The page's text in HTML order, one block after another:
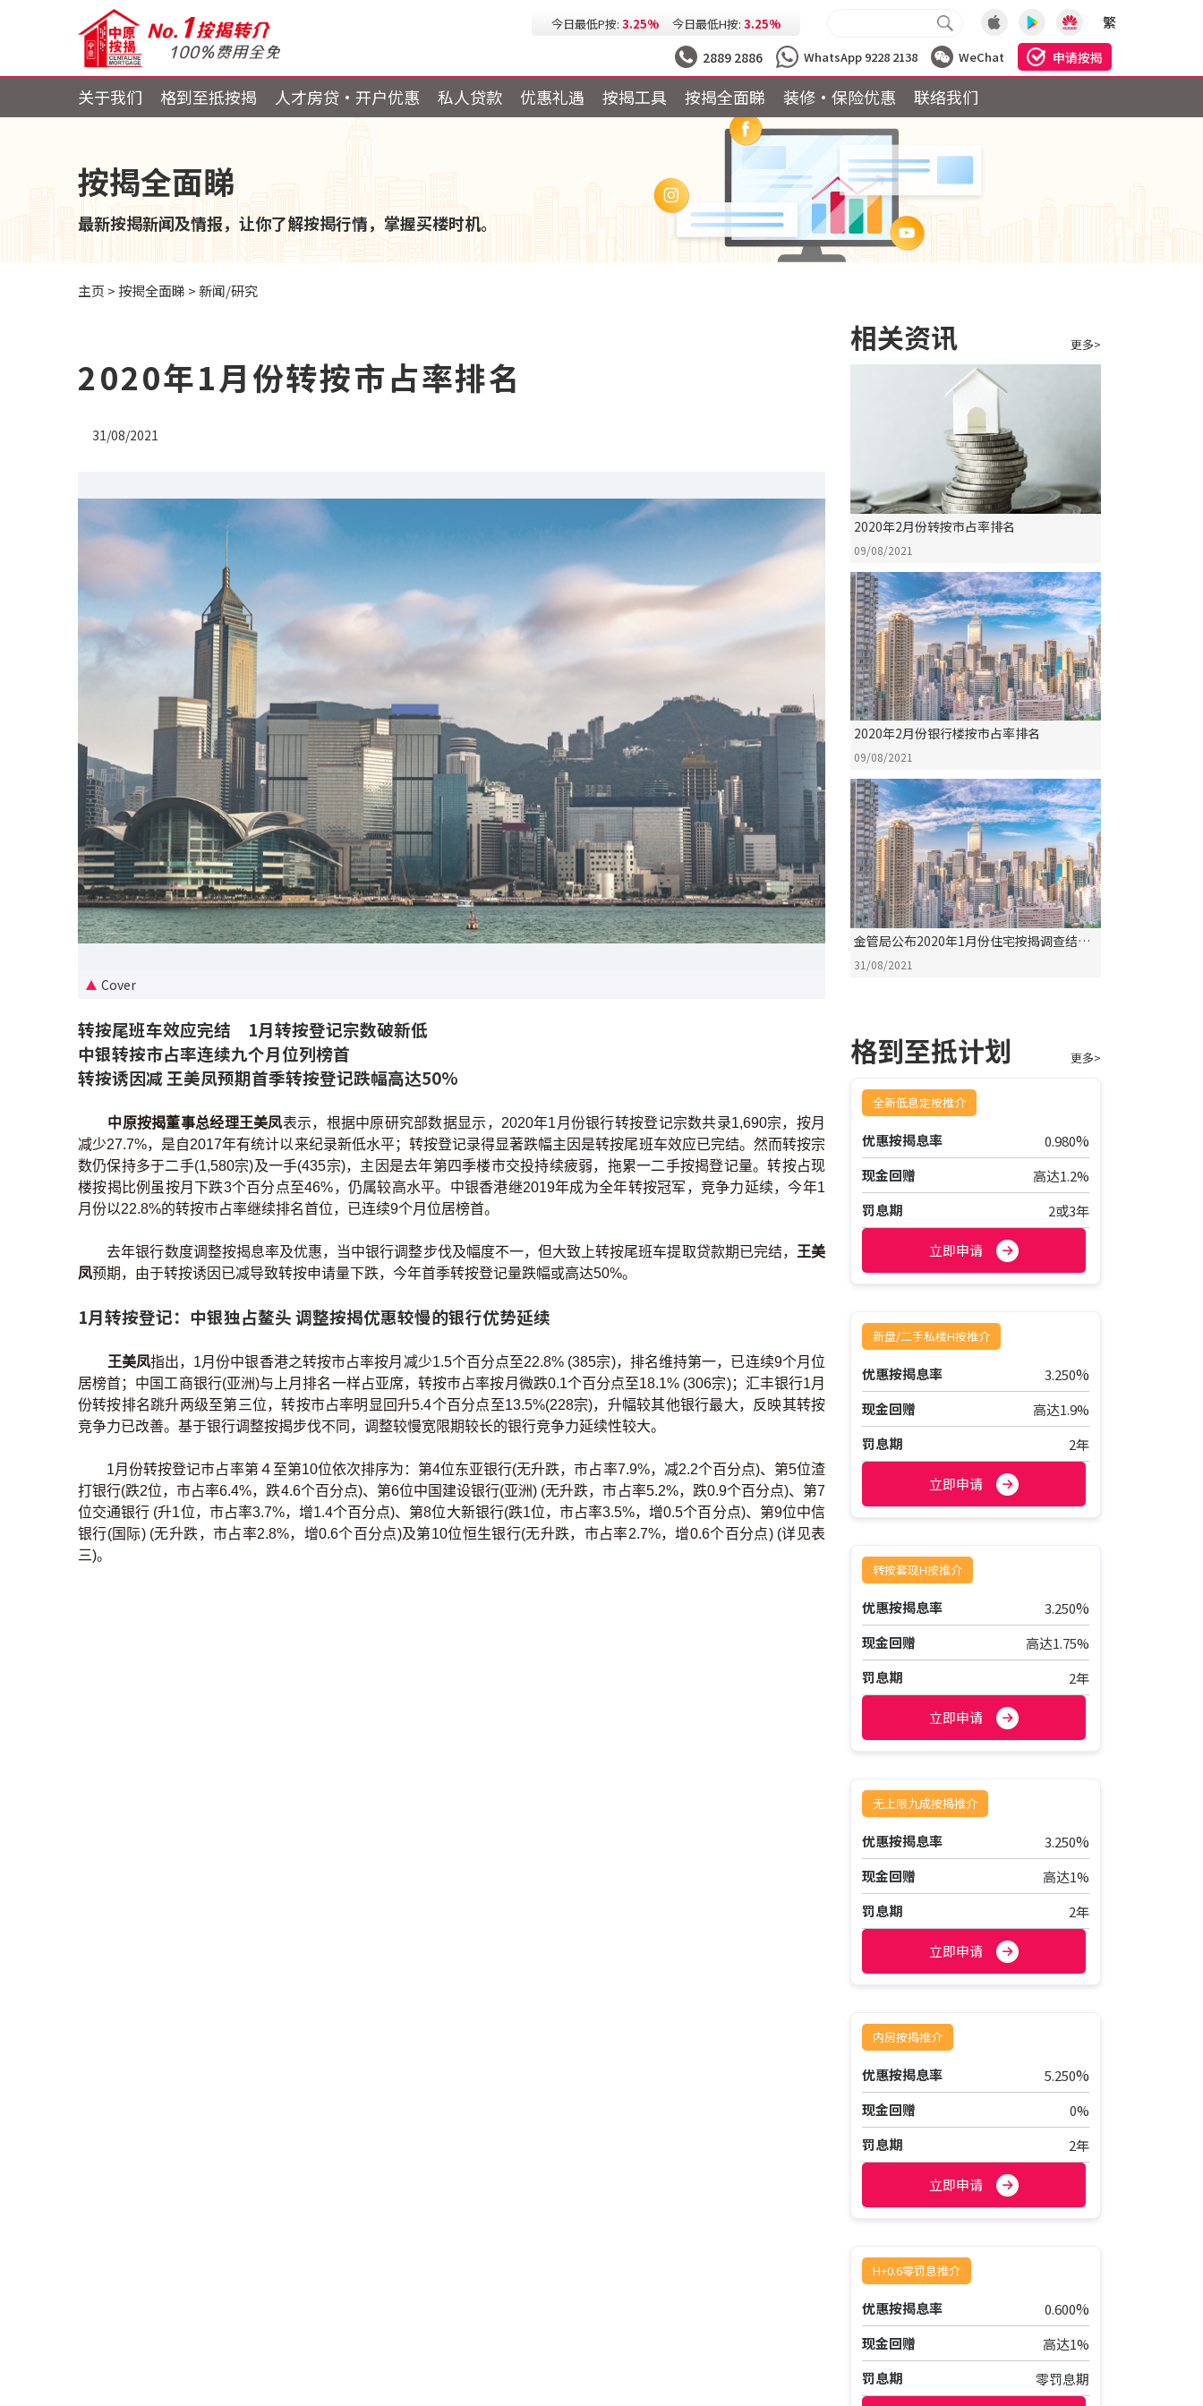
今日最低P按: 3.25% 今日最低H按: 3.25% 繁
2889 2886 WhatsApp 9228 2138 WeChat 申请按揭
关于我们 格到至抵按揭 人才房贷・开户优惠 私人贷款 优惠礼遇 按揭工具 按揭全面睇 装修·保险优惠 联络我们
按揭全面睇
最新按揭新闻及情报，让你了解按揭行情，掌握买楼时机。
主页 >按揭全面睇 >新闻/研究
2020年1月份转按市占率排名
31/08/2021
Cover
转按尾班车效应完结 1月转按登记宗数破新低
中银转按市占率连续九个月位列榜首
转按诱因减 王美凤预期首季转按登记跌幅高达50%
中原按揭董事总经理王美凤表示，根据中原研究部数据显示，2020年1月份银行转按登记宗数共录1,690宗，按月
减少27.7%，是自2017年有统计以来纪录新低水平；转按登记录得显著跌幅主因是转按尾班车效应已完结。然而转按宗
数仍保持多于二手(1,580宗)及一手(435宗)，主因是去年第四季楼市交投持续疲弱，拖累一二手按揭登记量。转按占现
楼按揭比例虽按月下跌3个百分点至46%，仍属较高水平。中银香港继2019年成为全年转按冠军，竞争力延续，今年1
月份以22.8%的转按巿占率继续排名首位，已连续9个月位居榜首。
去年银行数度调整按揭息率及优惠，当中银行调整步伐及幅度不一，但大致上转按尾班车提取贷款期已完结，
王美
凤预期，由于转按诱因已减导致转按申请量下跌，今年首季转按登记量跌幅或高达50%。
1月转按登记：中银独占鳌头 调整按揭优惠较慢的银行优势延续
王美凤指出，1月份中银香港之转按市占率按月减少1.5个百分点至22.8% (385宗)，排名维持第一，已连续9个月位
居榜首；中国工商银行(亚洲)与上月排名一样占亚席，转按巿占率按月微跌0.1个百分点至18.1% (306宗)；汇丰银行1月
份转按排名跳升两级至第三位，转按市占率明显回升5.4个百分点至13.5%(228宗)，升幅较其他银行最大，反映其转按
竞争力已改善。基于银行调整按揭步伐不同，调整较慢宽限期较长的银行竞争力延续性较大。
1月份转按登记巿占率第４至第10位依次排序为：第4位东亚银行(无升跌，市占率7.9%，减2.2个百分点)、第5位渣
打银行(跌2位，市占率6.4%，跌4.6个百分点)、第6位中国建设银行(亚洲) (无升跌，市占率5.2%，跌0.9个百分点)、第7
位交通银行 (升1位，市占率3.7%，增1.4个百分点)、第8位大新银行(跌1位，市占率3.5%，增0.5个百分点)、第9位中信
银行(国际) (无升跌，市占率2.8%，增0.6个百分点)及第10位恒生银行(无升跌，市占率2.7%，增0.6个百分点) (详见表
三)。
相关资讯 更多>
2020年2月份转按市占率排名
09/08/2021
2020年2月份银行楼按市占率排名
09/08/2021
金管局公布2020年1月份住宅按揭调查结果
评析
31/08/2021
格到至抵计划 更多>
全新低息定按推介
优惠按揭息率 0.980%
现金回赠
高达1.2%
罚息期
2或3年
立即申请
新盘/二手私楼H按推介
优惠按揭息率 3.250%
现金回赠
高达1.9%
罚息期
2年
立即申请
转按套现H按推介
优惠按揭息率 3.250%
现金回赠
高达1.75%
罚息期
2年
立即申请
无上限九成按揭推介
优惠按揭息率 3.250%
现金回赠
高达1%
罚息期
2年
立即申请
内房按揭推介
优惠按揭息率 5.250%
现金回赠
0%
罚息期
2年
立即申请
H+0.6零罚息推介
优惠按揭息率 0.600%
现金回赠
高达1%
罚息期
零罚息期